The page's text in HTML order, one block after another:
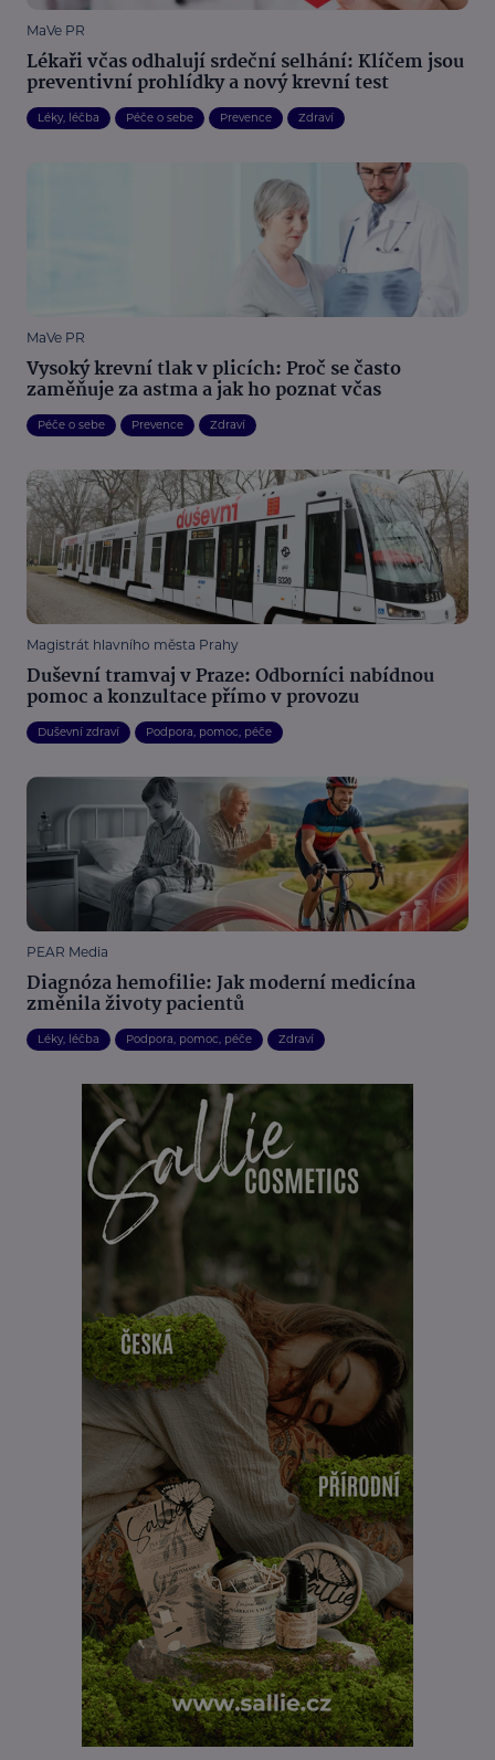
MaVe PR
Lékaři včas odhalují srdeční selhání: Klíčem jsou
preventivní prohlídky a nový krevní test
Léky, léčba Péče o sebe Prevence Zdraví
MaVe PR
Vysoký krevní tlak v plicích: Proč se často
zaměňuje za astma a jak ho poznat včas
Péče o sebe Prevence Zdraví
Magistrát hlavního města Prahy
Duševní tramvaj v Praze: Odborníci nabídnou
pomoc a konzultace přímo v provozu
Duševní zdraví Podpora, pomoc, péče
PEAR Media
Diagnóza hemofilie: Jak moderní medicína
změnila životy pacientů
Léky, léčba Podpora, pomoc, péče Zdraví